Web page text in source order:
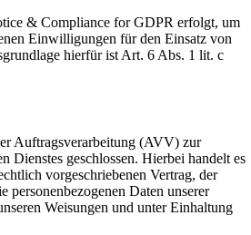
& Compliance for GDPR erfolgt, um
Einwilligungen für den Einsatz von
hierfür ist Art. 6 Abs. 1 lit. c
Auftragsverarbeitung (AVV) zur
Dienstes geschlossen. Hierbei handelt es
vorgeschriebenen Vertrag, der
personenbezogenen Daten unserer
Weisungen und unter Einhaltung